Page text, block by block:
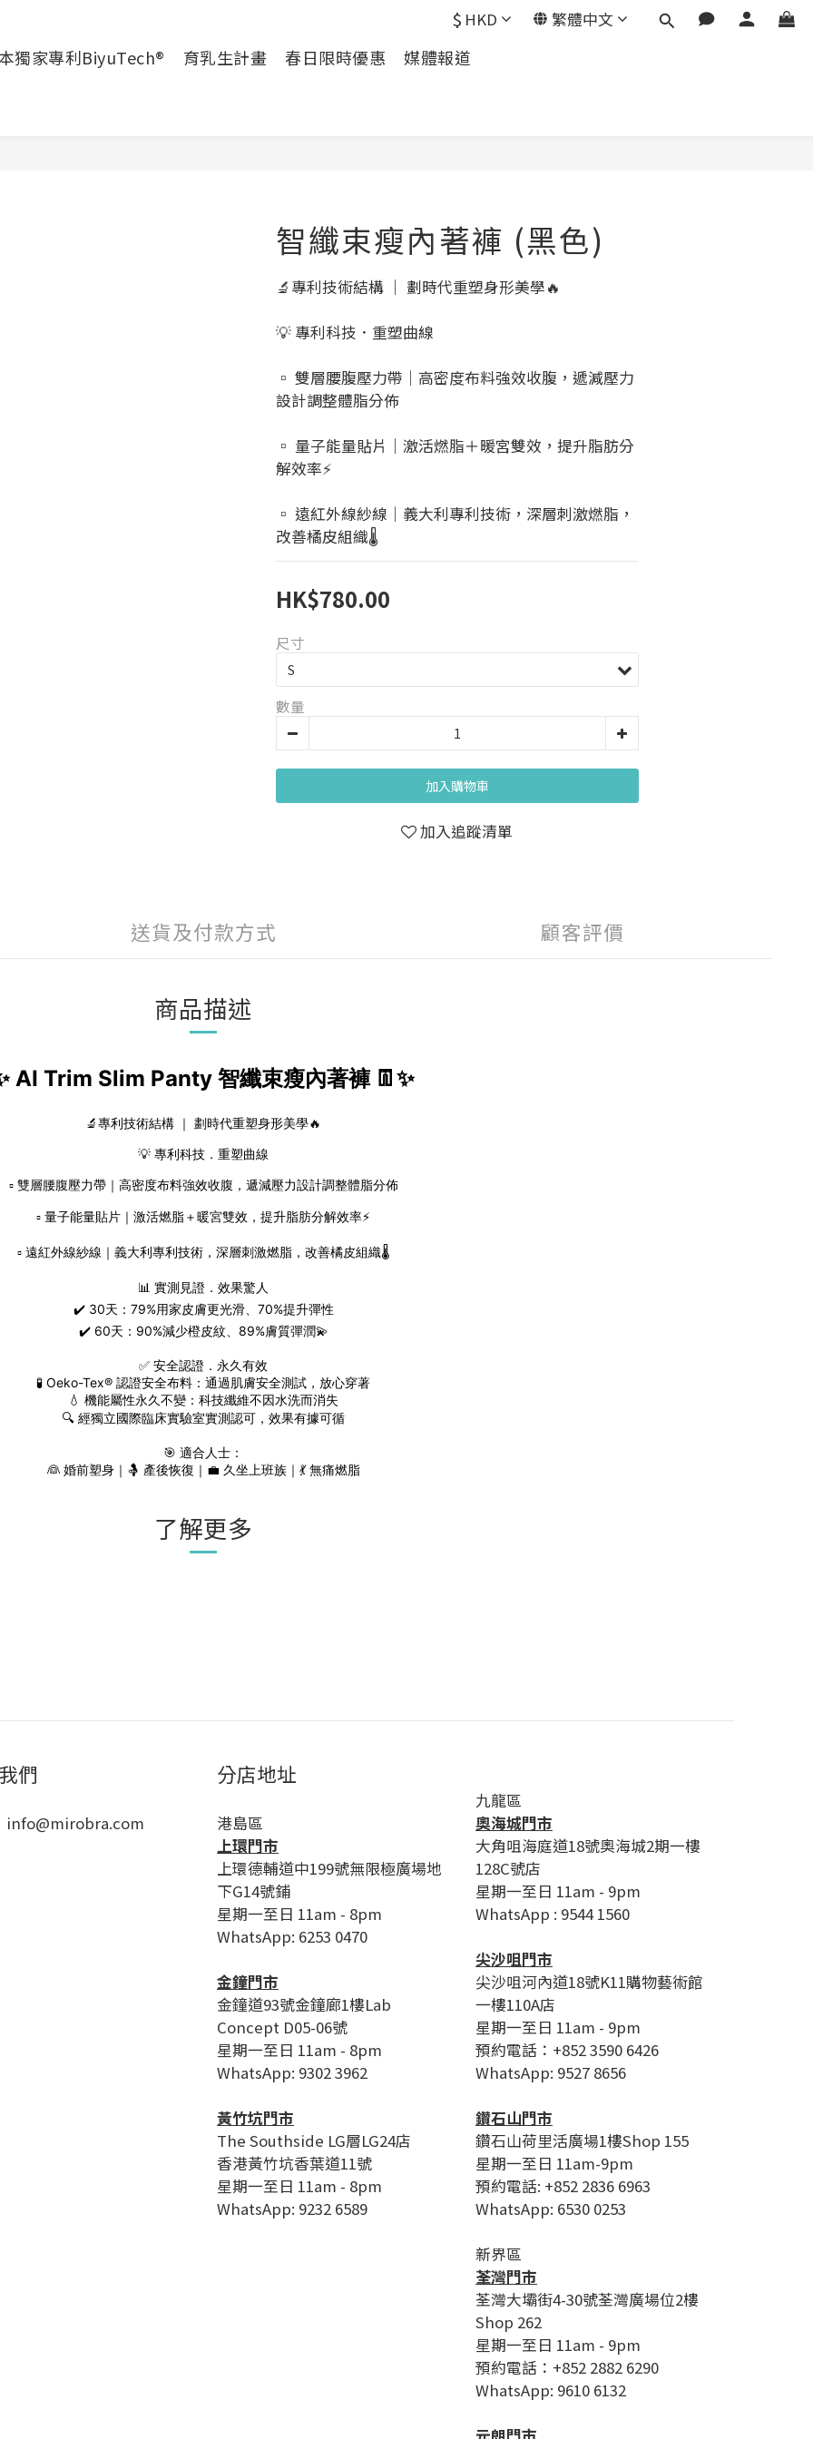
$ HKD 繁體中文
獨家專利BiyuTech® 育乳生計畫 春日限時優惠 媒體報道
智纖束瘦內著褲 (黑色)
🔬專利技術結構 ｜ 劃時代重塑身形美學🔥
💡 專利科技．重塑曲線
▫️ 雙層腰腹壓力帶｜高密度布料強效收腹，遞減壓力
設計調整體脂分佈
▫️ 量子能量貼片｜激活燃脂＋暖宮雙效，提升脂肪分
解效率⚡️
▫️ 遠紅外線紗線｜義大利專利技術，深層刺激燃脂，
改善橘皮組織🌡️
HK$780.00
尺寸
數量
加入購物車
加入追蹤清單
送貨及付款方式 顧客評價
商品描述
AI Trim Slim Panty 智纖束瘦內著褲 👖✨
🔬專利技術結構 ｜ 劃時代重塑身形美學🔥
💡 專利科技．重塑曲線
▫️ 雙層腰腹壓力帶｜高密度布料強效收腹，遞減壓力設計調整體脂分佈
▫️ 量子能量貼片｜激活燃脂＋暖宮雙效，提升脂肪分解效率⚡️
▫️ 遠紅外線紗線｜義大利專利技術，深層刺激燃脂，改善橘皮組織🌡️
📊 實測見證．效果驚人
✔️ 30天：79%用家皮膚更光滑、70%提升彈性
✔️ 60天：90%減少橙皮紋、89%膚質彈潤💫
✅ 安全認證．永久有效
🧪 Oeko-Tex®️ 認證安全布料：通過肌膚安全測試，放心穿著
💧 機能屬性永久不變：科技纖維不因水洗而消失
🔍 經獨立國際臨床實驗室實測認可，效果有據可循
🎯 適合人士：
👰 婚前塑身｜🤱 產後恢復｜💼 久坐上班族｜💃 無痛燃脂
了解更多
們
info@mirobra.com
分店地址
港島區
上環門市
上環德輔道中199號無限極廣場地
下G14號鋪
星期一至日 11am - 8pm
WhatsApp: 6253 0470
金鐘門市
金鐘道93號金鐘廊1樓Lab
Concept D05-06號
星期一至日 11am - 8pm
WhatsApp: 9302 3962
黃竹坑門市
The Southside LG層LG24店
香港黃竹坑香葉道11號
星期一至日 11am - 8pm
WhatsApp: 9232 6589
九龍區
奧海城門市
大角咀海庭道18號奧海城2期一樓
128C號店
星期一至日 11am - 9pm
WhatsApp : 9544 1560
尖沙咀門市
尖沙咀河內道18號K11購物藝術館
一樓110A店
星期一至日 11am - 9pm
預約電話：+852 3590 6426
WhatsApp: 9527 8656
鑽石山門市
鑽石山荷里活廣場1樓Shop 155
星期一至日 11am-9pm
預約電話: +852 2836 6963
WhatsApp: 6530 0253
新界區
荃灣門市
荃灣大壩街4-30號荃灣廣場位2樓
Shop 262
星期一至日 11am - 9pm
預約電話：+852 2882 6290
WhatsApp: 9610 6132